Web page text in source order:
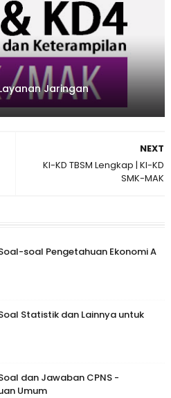
Jaringan
NEXT
KI-KD TBSM Lengkap | KI-KD
SMK-MAK
soal Pengetahuan Ekonomi A
Statistik dan Lainnya untuk
dan Jawaban CPNS -
Umum